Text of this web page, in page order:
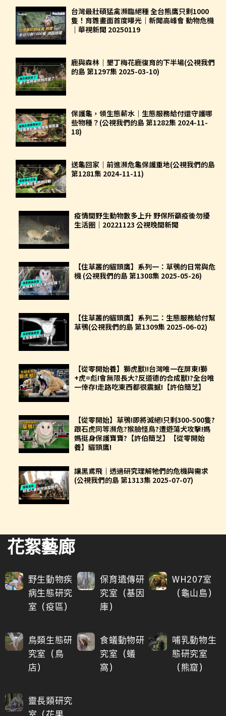
6
台灣最壯碩猛禽瀕臨絕種 全台熊鷹只剩1000
隻！育雛畫面首度曝光｜新聞高峰會 動物危機
｜華視新聞 20250119
7
鹿與森林｜墾丁梅花鹿復育的下半場(公視我們
的島 第1297集 2025-03-10)
8
保護龜，領生態薪水｜生態服務給付還守護哪
些物種？(公視我們的島 第1282集 2024-11-
18)
9
送龜回家｜前進瀕危龜保護重地(公視我們的島
第1281集 2024-11-11)
10
疫情間野生動物數多上升 野保所籲疫後勿擾
生活圈｜20221123 公視晚間新聞
11
【住草叢的貓頭鷹】系列一：草鴞的日常與危
機 (公視我們的島 第1308集 2025-05-26)
12
【住草叢的貓頭鷹】系列二：生態服務給付幫
草鴞(公視我們的島 第1309集 2025-06-02)
13
【從零開始養】獅虎獸!!台灣唯一在屏東!獅
+虎=彪!會無限長大?反道德的合成獸!?全台唯
一倖存!走路吃東西都很震撼!【許伯簡芝】
14
【從零開始】草鴞!即將滅絕!只剩300-500隻?
跟石虎同等瀕危?猴臉怪鳥?遭遊蕩犬攻擊!媽
媽挺身保護寶寶?【許伯簡芝】【從零開始
養】貓頭鷹!
15
讓黑鳶飛｜透過研究理解牠們的危機與需求
(公視我們的島 第1313集 2025-07-07)
花絮藝廊
野生動物疾
病生態研究
室（疫區）
保育遺傳研
究室（基因
庫）
WH207室
（龜山島）
鳥類生態研
究室（鳥
店）
食蟻動物研
究室（蟻
窩）
哺乳動物生
態研究室
（熊窟）
靈長類研究